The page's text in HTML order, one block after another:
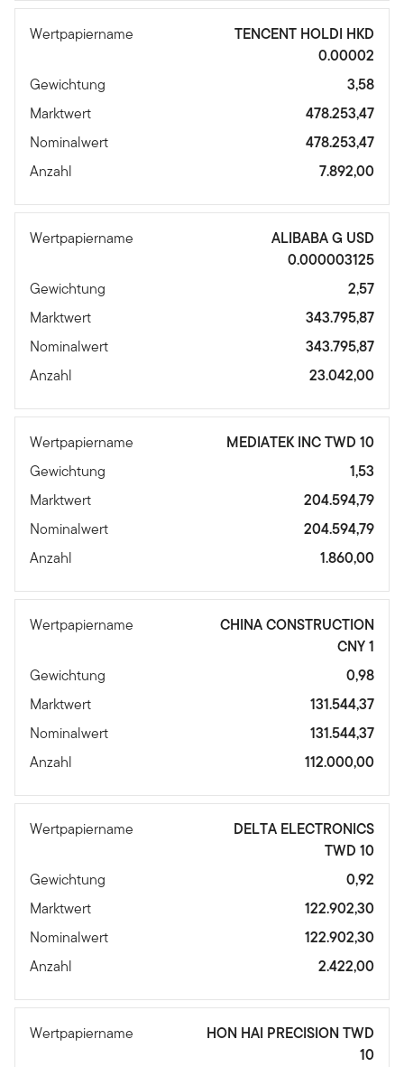
Wertpapiername
TENCENT HOLDI HKD
0.00002
Gewichtung
3,58
Marktwert
478.253,47
Nominalwert
478.253,47
Anzahl
7.892,00
Wertpapiername
ALIBABA G USD
0.000003125
Gewichtung
2,57
Marktwert
343.795,87
Nominalwert
343.795,87
Anzahl
23.042,00
Wertpapiername
MEDIATEK INC TWD 10
Gewichtung
1,53
Marktwert
204.594,79
Nominalwert
204.594,79
Anzahl
1.860,00
Wertpapiername
CHINA CONSTRUCTION
CNY 1
Gewichtung
0,98
Marktwert
131.544,37
Nominalwert
131.544,37
Anzahl
112.000,00
Wertpapiername
DELTA ELECTRONICS
TWD 10
Gewichtung
0,92
Marktwert
122.902,30
Nominalwert
122.902,30
Anzahl
2.422,00
Wertpapiername
HON HAI PRECISION TWD
10